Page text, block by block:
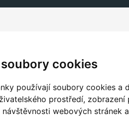
cookies
používají soubory cookies a
prostředí, zobrazení
návštěvnosti webových stránek
O nás